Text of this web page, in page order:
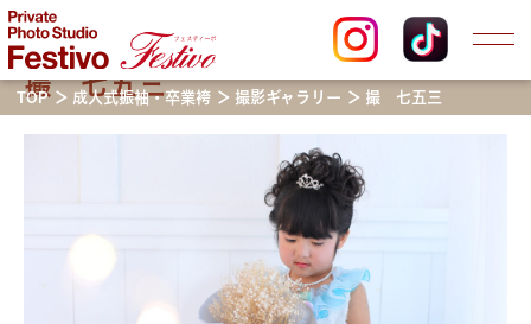
TOP 成人式振袖・卒業袴 撮影ギャラリー 撮 七五三
撮 七五三